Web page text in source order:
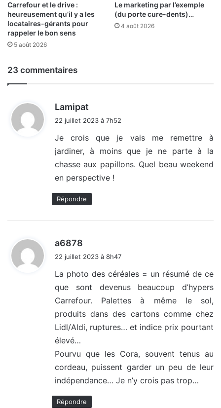
Carrefour et le drive :
heureusement qu’il y a les
locataires-gérants pour
rappeler le bon sens
5 août 2026
Le marketing par l’exemple
(du porte cure-dents)…
4 août 2026
23 commentaires
Lamipat
i
:
22 juillet 2023 à 7h52
Je crois que je vais me remettre à
jardiner, à moins que je ne parte à la
chasse aux papillons. Quel beau weekend
en perspective !
Répondre
a6878
i
:
22 juillet 2023 à 8h47
La photo des céréales = un résumé de ce
que sont devenus beaucoup d’hypers
Carrefour. Palettes à même le sol,
produits dans des cartons comme chez
Lidl/Aldi, ruptures… et indice prix pourtant
élevé…
Pourvu que les Cora, souvent tenus au
cordeau, puissent garder un peu de leur
indépendance… Je n’y crois pas trop…
Répondre